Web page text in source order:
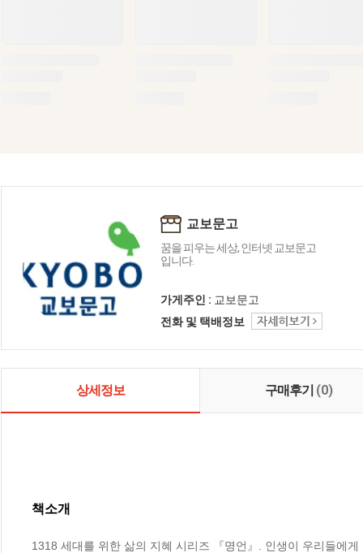
교보문고
꿈을 피우는 세상, 인터넷 교보문고
입니다.
가게주인 : 교보문고
전화 및 택배정보
상세정보 구매후기 (0)
책소개
1318 세대를 위한 삶의 지혜 시리즈 『명언』. 인생이 우리들에